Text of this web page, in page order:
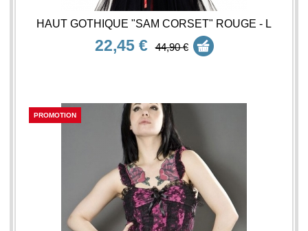
HAUT GOTHIQUE "SAM CORSET" ROUGE - L
22,45 € 44,90 €
PROMOTION